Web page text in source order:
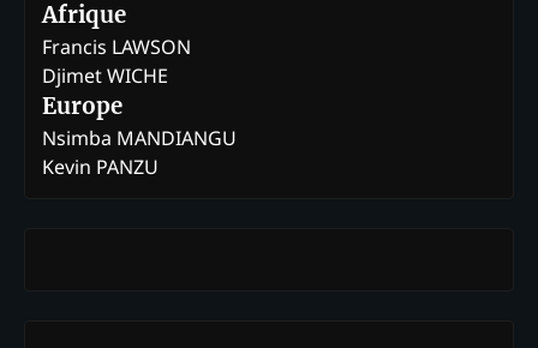
Afrique
Francis LAWSON
Djimet WICHE
Europe
Nsimba MANDIANGU
Kevin PANZU